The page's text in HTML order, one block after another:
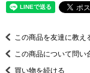
この商品を友達に教え
この商品について問い
買い物を続ける